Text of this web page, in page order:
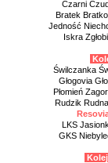
Czarni
Bratek
Jedność
Iskra
Świlczanka
Głogovia
Płomień
Rudzik
LKS
GKS